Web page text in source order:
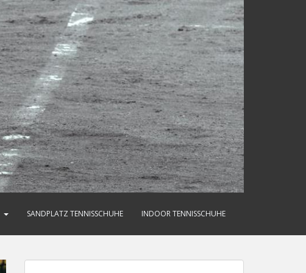
SANDPLATZ TENNISSCHUHE INDOOR TENNISSCHUHE